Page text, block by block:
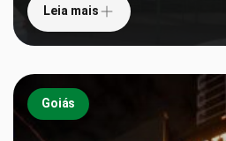
Leia mais
Goiás